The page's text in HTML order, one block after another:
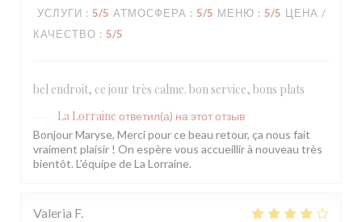
УСЛУГИ : 5/5 АТМОСФЕРА : 5/5 МЕНЮ : 5/5 ЦЕНА /
КАЧЕСТВО : 5/5
bel endroit, ce jour très calme. bon service, bons plats
La Lorraine ответил(а) на этот отзыв
Bonjour Maryse, Merci pour ce beau retour, ça nous fait
vraiment plaisir ! On espère vous accueillir à nouveau très
bientôt. L'équipe de La Lorraine.
Valeria F